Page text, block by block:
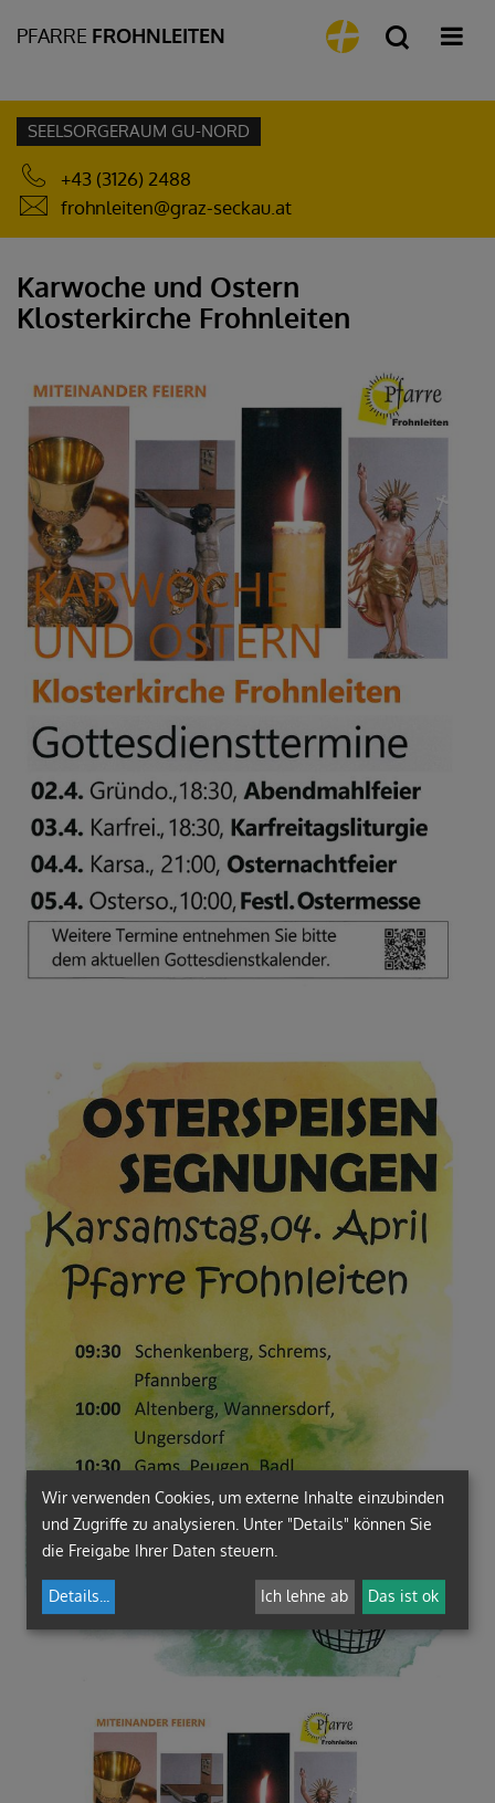
PFARRE FROHNLEITEN
SEELSORGERAUM GU-NORD
+43 (3126) 2488
frohnleiten@graz-seckau.at
Karwoche und Ostern
Klosterkirche Frohnleiten
Wir verwenden Cookies, um externe Inhalte einzubinden
und Zugriffe zu analysieren. Unter "Details" können Sie
die Freigabe Ihrer Daten steuern.
Details Ich lehne ab Das ist ok